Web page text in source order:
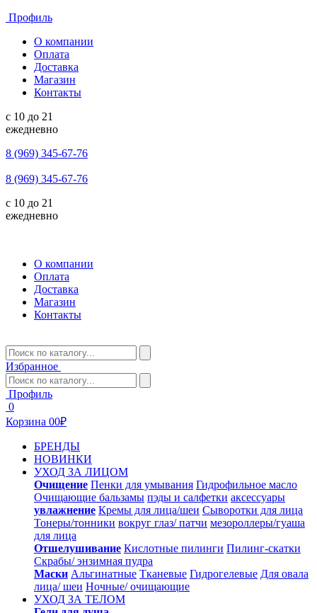
Профиль
О компании
Оплата
Доставка
Магазин
Контакты
с 10 до 21
ежедневно
8 (969) 345-67-76
8 (969) 345-67-76
с 10 до 21
ежедневно
О компании
Оплата
Доставка
Магазин
Контакты
Избранное
Профиль
0
Корзина 00₽
БРЕНДЫ
НОВИНКИ
УХОД ЗА ЛИЦОМ
Очищение Пенки для умывания Гидрофильное масло
Очищающие бальзамы пэды и салфетки аксессуары
увлажнение Кремы для лица/шеи Сыворотки для лица
Тонеры/тонники вокруг глаз/ патчи мезороллеры/гуаша
для лица
Отшелушивание Кислотные пилинги Пилинг-скатки
Скрабы/ энзимная пудра
Маски Альгинатные Тканевые Гидрогелевые Для овала
лица/ шеи Ночные/ очищающие
УХОД ЗА ТЕЛОМ